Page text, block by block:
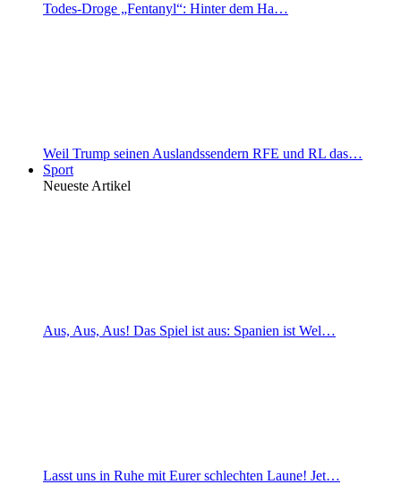
Todes-Droge „Fentanyl“: Hinter dem Ha…
Weil Trump seinen Auslandssendern RFE und RL das…
Sport
Neueste Artikel
Aus, Aus, Aus! Das Spiel ist aus: Spanien ist Wel…
Lasst uns in Ruhe mit Eurer schlechten Laune! Jet…